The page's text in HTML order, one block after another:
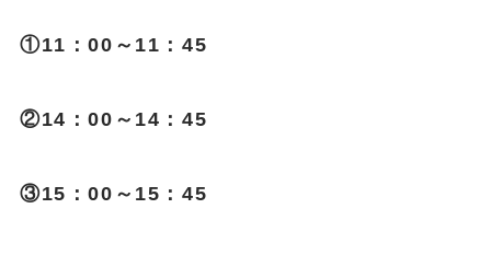
①11：00～11：45
②14：00～14：45
③15：00～15：45